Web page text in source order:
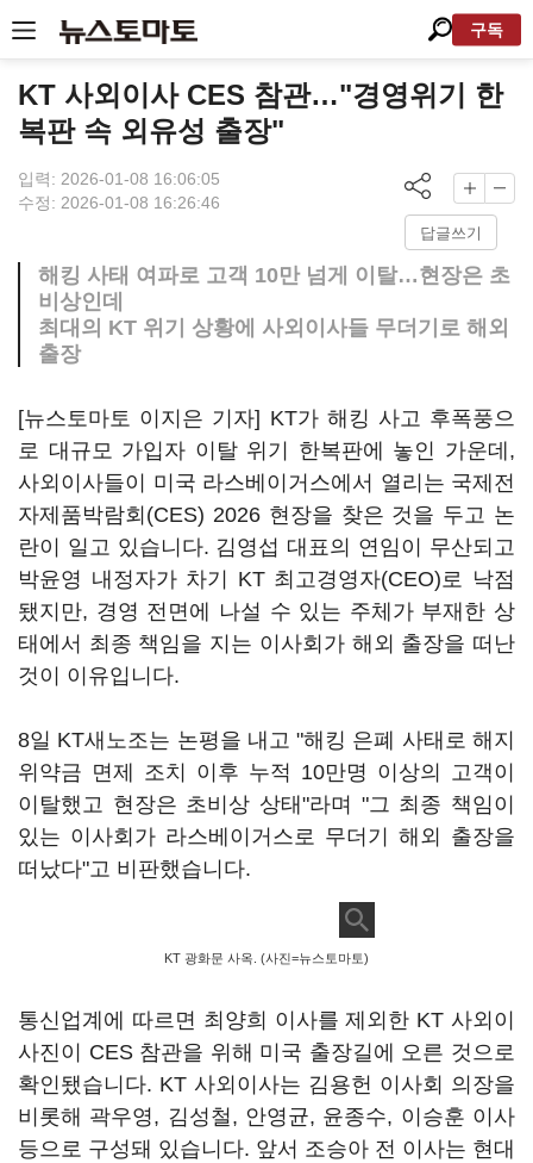
구독
KT 사외이사 CES 참관…"경영위기 한
복판 속 외유성 출장"
입력: 2026-01-08 16:06:05
수정: 2026-01-08 16:26:46
답글쓰기
해킹 사태 여파로 고객 10만 넘게 이탈…현장은 초
비상인데
최대의 KT 위기 상황에 사외이사들 무더기로 해외
출장
[뉴스토마토 이지은 기자] KT가 해킹 사고 후폭풍으
로 대규모 가입자 이탈 위기 한복판에 놓인 가운데,
사외이사들이 미국 라스베이거스에서 열리는 국제전
자제품박람회(CES) 2026 현장을 찾은 것을 두고 논
란이 일고 있습니다. 김영섭 대표의 연임이 무산되고
박윤영 내정자가 차기 KT 최고경영자(CEO)로 낙점
됐지만, 경영 전면에 나설 수 있는 주체가 부재한 상
태에서 최종 책임을 지는 이사회가 해외 출장을 떠난
것이 이유입니다.
8일 KT새노조는 논평을 내고 "해킹 은폐 사태로 해지
위약금 면제 조치 이후 누적 10만명 이상의 고객이
이탈했고 현장은 초비상 상태"라며 "그 최종 책임이
있는 이사회가 라스베이거스로 무더기 해외 출장을
떠났다"고 비판했습니다.
KT 광화문 사옥. (사진=뉴스토마토)
통신업계에 따르면 최양희 이사를 제외한 KT 사외이
사진이 CES 참관을 위해 미국 출장길에 오른 것으로
확인됐습니다. KT 사외이사는 김용헌 이사회 의장을
비롯해 곽우영, 김성철, 안영균, 윤종수, 이승훈 이사
등으로 구성돼 있습니다. 앞서 조승아 전 이사는 현대